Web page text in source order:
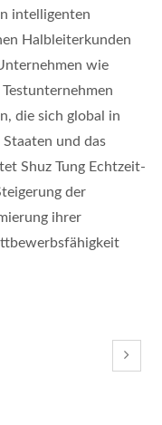
intelligenten
Halbleiterkunden
wie
die sich global in
Staaten und das
Shuz Tung Echtzeit-
der
ihrer